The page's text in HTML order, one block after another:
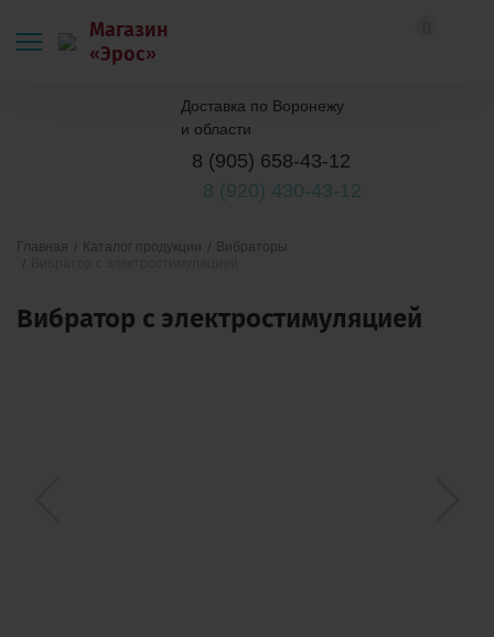
Магазин
«Эрос»
Доставка по Воронежу
и области
8 (905) 658-43-12
8 (920) 430-43-12
Главная Каталог продукции
Вибраторы
Вибратор с электростимуляцией